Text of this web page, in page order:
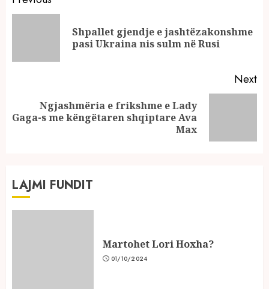
ReadingShpallet gjendje e jashtëzakonshme
pasi Ukraina nis sulm në Rusi
Next
Next
Ngjashmëria e frikshme e Lady
Gaga-s me këngëtaren shqiptare Ava
Max
LAJMI FUNDIT
Martohet Lori Hoxha?
01/10/2024